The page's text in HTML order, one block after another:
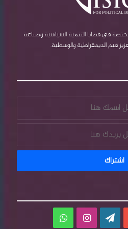
ا
م
في قضايا التنمية السياسية وصناعة
قيم الديمقراطية والوسطية.
‫YouTube
‫WordPress
انستقرام